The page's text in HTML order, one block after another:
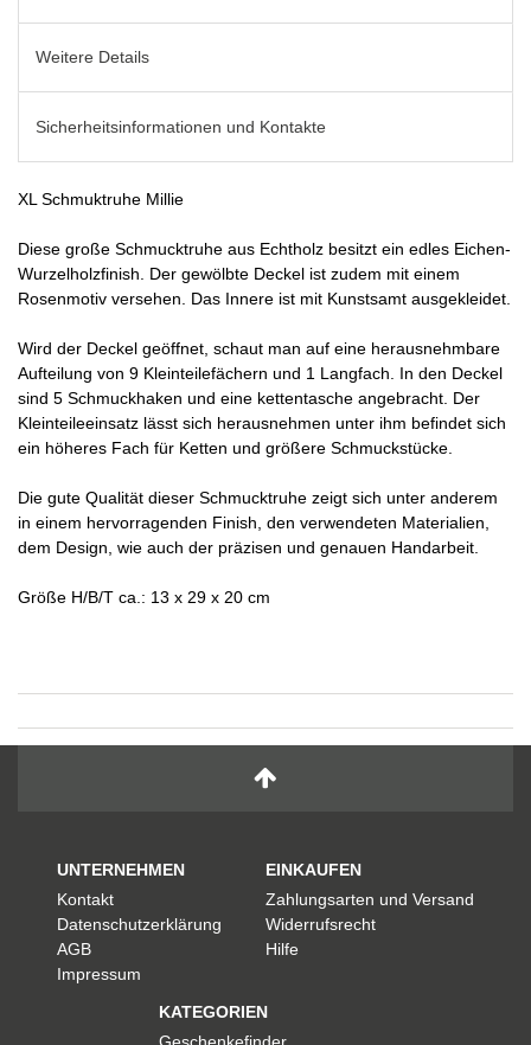
Weitere Details
Sicherheitsinformationen und Kontakte
XL Schmuktruhe Millie
Diese große Schmucktruhe aus Echtholz besitzt ein edles Eichen-
Wurzelholzfinish. Der gewölbte Deckel ist zudem mit einem
Rosenmotiv versehen. Das Innere ist mit Kunstsamt ausgekleidet.
Wird der Deckel geöffnet, schaut man auf eine herausnehmbare
Aufteilung von 9 Kleinteilefächern und 1 Langfach. In den Deckel
sind 5 Schmuckhaken und eine kettentasche angebracht. Der
Kleinteileeinsatz lässt sich herausnehmen unter ihm befindet sich
ein höheres Fach für Ketten und größere Schmuckstücke.
Die gute Qualität dieser Schmucktruhe zeigt sich unter anderem
in einem hervorragenden Finish, den verwendeten Materialien,
dem Design, wie auch der präzisen und genauen Handarbeit.
Größe H/B/T ca.: 13 x 29 x 20 cm
UNTERNEHMEN
Kontakt
Datenschutzerklärung
AGB
Impressum
EINKAUFEN
Zahlungsarten und Versand
Widerrufsrecht
Hilfe
KATEGORIEN
Geschenkefinder